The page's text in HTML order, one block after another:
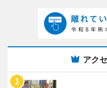
アク